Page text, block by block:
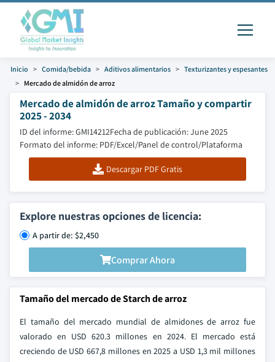
Inicio Comida/bebida Aditivos alimentarios
Texturizantes y espesantes
Mercado de almidón de arroz
Mercado de almidón de arroz Tamaño y compartir
2025 - 2034
ID del informe: GMI14212Fecha de publicación: June 2025
Formato del informe: PDF/Excel/Panel de control/Plataforma
Descargar PDF Gratis
Explore nuestras opciones de licencia:
A partir de: $2,450
Comprar Ahora
Tamaño del mercado de Starch de arroz
El tamaño del mercado mundial de almidones de arroz fue
valorado en USD 620.3 millones en 2024. El mercado está
creciendo de USD 667,8 millones en 2025 a USD 1,3 mil millones